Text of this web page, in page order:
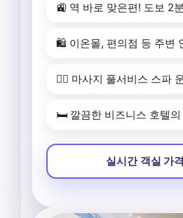
🚉 역 바로 맞은편! 도보 2
🛍️ 이온몰, 편의점 등 주변
💆‍♀️ 마사지 풀서비스 스파
🛏️ 깔끔한 비즈니스 호텔의
실시간 객실 가